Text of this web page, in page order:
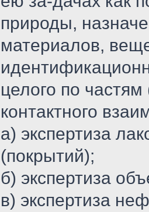
природы,
материалов,
целого по
контактного
а) экспертиза
(покрытий);
б) экспертиза
в) экспертиза